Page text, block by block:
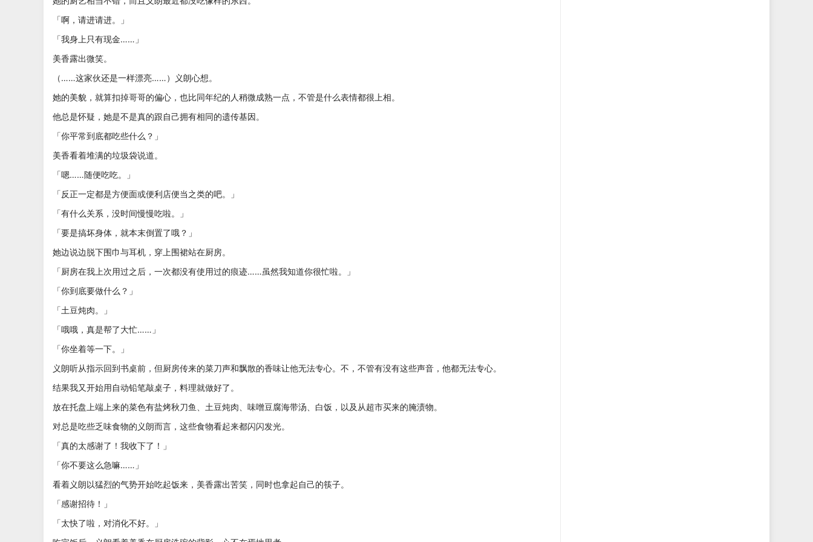
「啊，请进请进。」
「我身上只有现金……」
美香露出微笑。
（……这家伙还是一样漂亮……）义朗心想。
她的美貌，就算扣掉哥哥的偏心，也比同年纪的人稍微成熟一点，不管是什么表情都很上相。
他总是怀疑，她是不是真的跟自己拥有相同的遗传基因。
「你平常到底都吃些什么？」
美香看着堆满的垃圾袋说道。
「嗯……随便吃吃。」
「反正一定都是方便面或便利店便当之类的吧。」
「有什么关系，没时间慢慢吃啦。」
「要是搞坏身体，就本末倒置了哦？」
她边说边脱下围巾与耳机，穿上围裙站在厨房。
「厨房在我上次用过之后，一次都没有使用过的痕迹……虽然我知道你很忙啦。」
「你到底要做什么？」
「土豆炖肉。」
「哦哦，真是帮了大忙……」
「你坐着等一下。」
义朗听从指示回到书桌前，但厨房传来的菜刀声和飘散的香味让他无法专心。不，不管有没有这些声音，他都无法专心。
结果我又开始用自动铅笔敲桌子，料理就做好了。
放在托盘上端上来的菜色有盐烤秋刀鱼、土豆炖肉、味噌豆腐海带汤、白饭，以及从超市买来的腌渍物。
对总是吃些乏味食物的义朗而言，这些食物看起来都闪闪发光。
「真的太感谢了！我收下了！」
「你不要这么急嘛……」
看着义朗以猛烈的气势开始吃起饭来，美香露出苦笑，同时也拿起自己的筷子。
「感谢招待！」
「太快了啦，对消化不好。」